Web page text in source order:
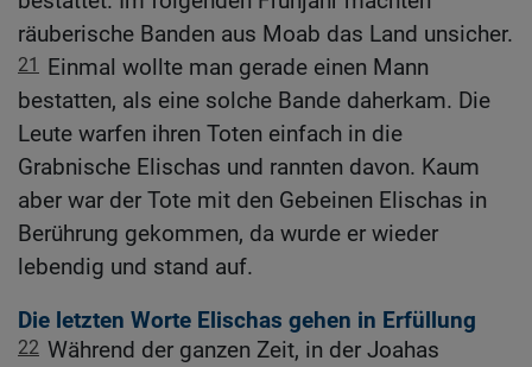
räuberische Banden aus Moab das Land unsicher.
21 Einmal wollte man gerade einen Mann
bestatten, als eine solche Bande daherkam. Die
Leute warfen ihren Toten einfach in die
Grabnische Elischas und rannten davon. Kaum
aber war der Tote mit den Gebeinen Elischas in
Berührung gekommen, da wurde er wieder
lebendig und stand auf.
Die letzten Worte Elischas gehen in Erfüllung
22 Während der ganzen Zeit, in der Joahas